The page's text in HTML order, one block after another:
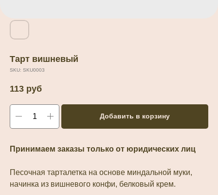
Тарт вишневый
SKU: SKU0003
113 руб
Добавить в корзину
Принимаем заказы только от юридических лиц
Песочная тарталетка на основе миндальной муки,
начинка из вишневого конфи, белковый крем.